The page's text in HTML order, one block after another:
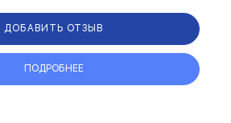
ДОБАВИТЬ ОТЗЫВ
ПОДРОБНЕЕ